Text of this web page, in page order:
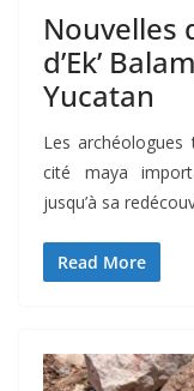
Nouvelles
d’Ek’
Yucatan
Les archéologues
cité maya
jusqu’à sa
Read More